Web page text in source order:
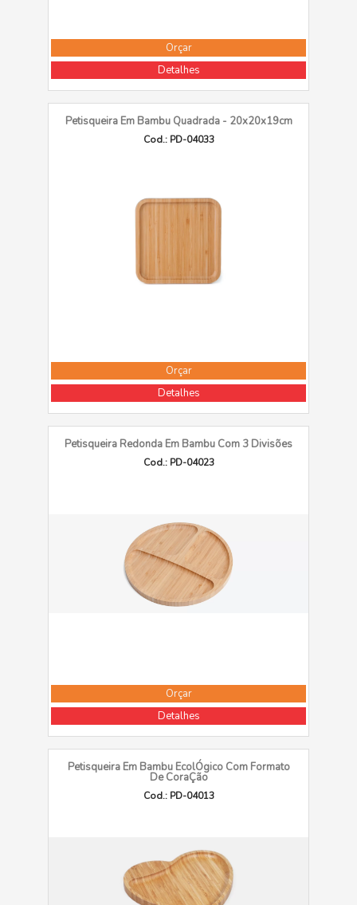
Orçar
Detalhes
Petisqueira Em Bambu Quadrada - 20x20x19cm
Cod.: PD-04033
Orçar
Detalhes
Petisqueira Redonda Em Bambu Com 3 Divisões
Cod.: PD-04023
Orçar
Detalhes
Petisqueira Em Bambu EcolÓgico Com Formato
De CoraÇão
Cod.: PD-04013